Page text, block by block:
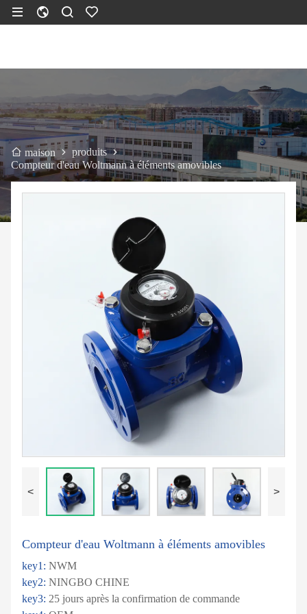
maison
produits
Compteur d'eau Woltmann à éléments amovibles
< >
Compteur d'eau Woltmann à éléments amovibles
key1: NWM
key2: NINGBO CHINE
key3: 25 jours après la confirmation de commande